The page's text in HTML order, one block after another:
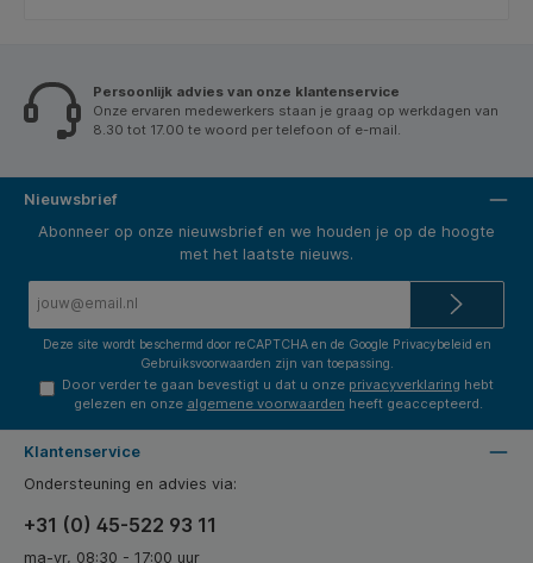
Persoonlijk advies van onze klantenservice
Onze ervaren medewerkers staan je graag op werkdagen van
8.30 tot 17.00 te woord per telefoon of e-mail.
Nieuwsbrief
Abonneer op onze nieuwsbrief en we houden je op de hoogte
met het laatste nieuws.
Deze site wordt beschermd door reCAPTCHA en de Google Privacybeleid en
Gebruiksvoorwaarden zijn van toepassing.
Door verder te gaan bevestigt u dat u onze privacyverklaring hebt
gelezen en onze algemene voorwaarden heeft geaccepteerd.
Klantenservice
Ondersteuning en advies via:
+31 (0) 45-522 93 11
ma-vr, 08:30 - 17:00 uur